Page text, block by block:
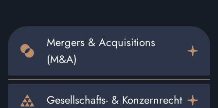
Mergers & Acquisitions
(M&A)
Gesellschafts- & Konzernrecht